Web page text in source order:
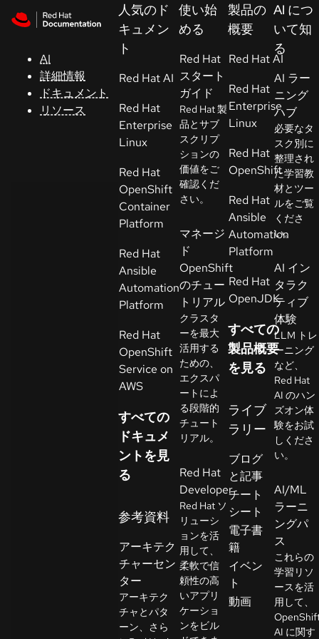
AI
詳細情報
ドキュメント
リソース
ト
コ
ン
ソ
ー
開
者
ト
ラ
イ
ア
ル
の
始
お
問
合
わ
言
語
の
選
択
人気のド
キュメン
ト
Red Hat AI
Red Hat
Enterprise
Linux
Red Hat
OpenShift
Container
Platform
Red Hat
Ansible
Automation
Platform
Red Hat
OpenShift
Service on
AWS
すべての
ドキュメ
ントを見
る
参考資料
アーキテク
チャーセン
ター
アーキテク
チャとパタ
ーン、さら
使い始
める
Red Hat
スタート
ガイド
Red Hat 製
品とサブ
スクリプ
ションの
価値をご
確認くだ
さい。
マネージ
ド
OpenShift
のチュー
トリアル
クラスタ
ーを最大
活用する
ための、
エクスパ
ートによ
る段階的
チュート
リアル。
Red Hat
Developer
Red Hat ソ
リューシ
ョンを活
用して、
柔軟で信
頼性の高
いアプリ
ケーショ
ンをビル
製品の
概要
Red Hat AI
Red Hat
Enterprise
Linux
Red Hat
OpenShift
Red Hat
Ansible
Automation
Platform
Red Hat
OpenJDK
すべての
製品概要
を見る
ライブ
ラリー
ブログ
と記事
チート
シート
電子書
籍
イベン
ト
動画
AI につ
いて知
る
AI ラー
ニング
ハブ
必要なタ
スク別に
整理され
た学習教
材とツー
ルをご覧
くださ
い。
AI イン
タラク
ティブ
体験
LLM トレ
ーニング
など、
Red Hat
AI のハン
ズオン体
験をお試
しくださ
い。
AI/ML
ラーニ
ングパ
ス
これらの
学習リソ
ースを活
用して、
AI に関す